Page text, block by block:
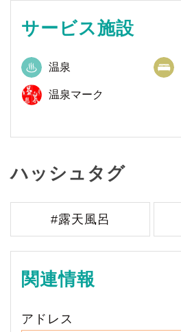
サービス施設
温泉
温泉マーク
ハッシュタグ
#露天風呂
関連情報
アドレス